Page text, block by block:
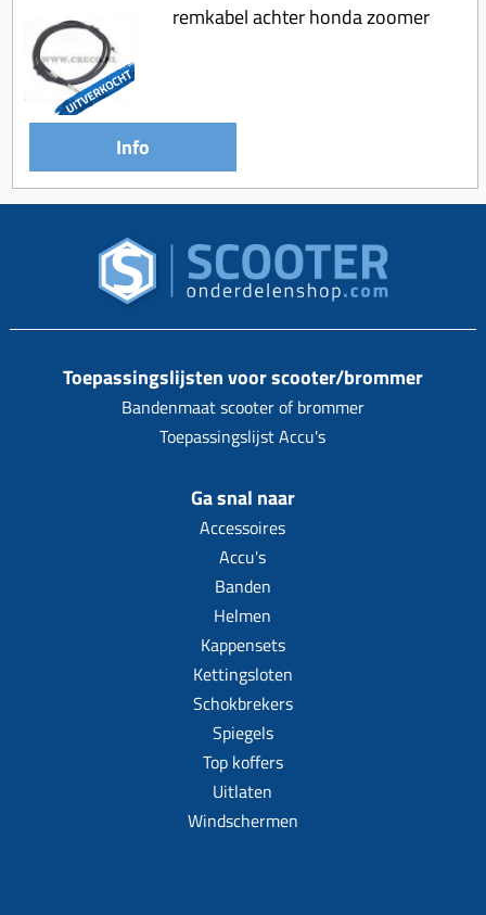
remkabel achter honda zoomer
Info
Toepassingslijsten voor scooter/brommer
Bandenmaat scooter of brommer
Toepassingslijst Accu's
Ga snal naar
Accessoires
Accu's
Banden
Helmen
Kappensets
Kettingsloten
Schokbrekers
Spiegels
Top koffers
Uitlaten
Windschermen